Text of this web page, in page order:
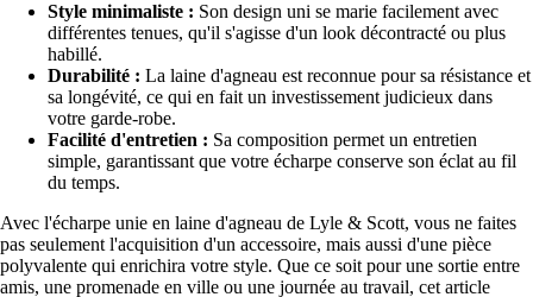
Style minimaliste : Son design uni se marie facilement avec
différentes tenues, qu'il s'agisse d'un look décontracté ou plus
habillé.
Durabilité : La laine d'agneau est reconnue pour sa résistance et
sa longévité, ce qui en fait un investissement judicieux dans
votre garde-robe.
Facilité d'entretien : Sa composition permet un entretien
simple, garantissant que votre écharpe conserve son éclat au fil
du temps.
Avec l'écharpe unie en laine d'agneau de Lyle & Scott, vous ne faites
pas seulement l'acquisition d'un accessoire, mais aussi d'une pièce
polyvalente qui enrichira votre style. Que ce soit pour une sortie entre
amis, une promenade en ville ou une journée au travail, cet article